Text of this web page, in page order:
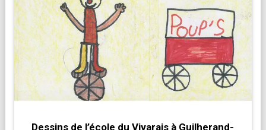
Dessins de l’école du Vivarais à Guilherand-